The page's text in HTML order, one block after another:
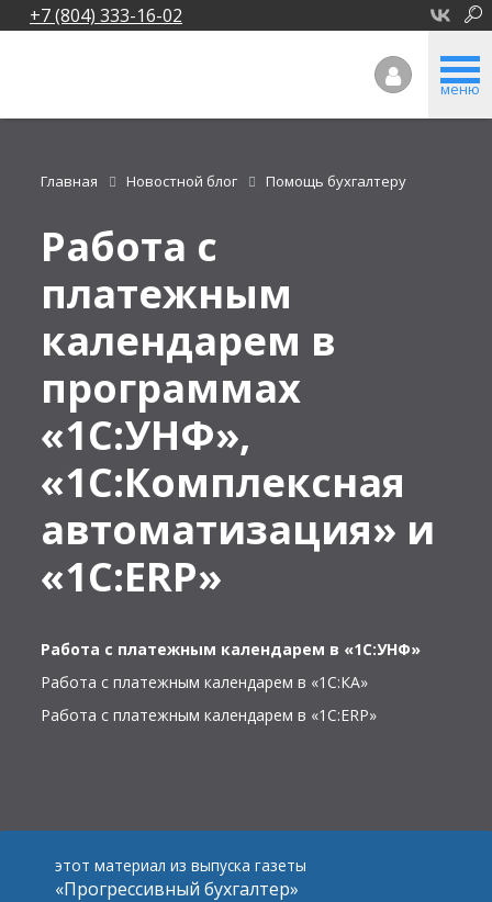
+7 (804) 333-16-02
меню
Главная Новостной блог Помощь бухгалтеру
Работа с
платежным
календарем в
программах
«1С:УНФ»,
«1С:Комплексная
автоматизация» и
«1С:ERP»
Работа с платежным календарем в «1С:УНФ»
Работа с платежным календарем в «1С:КА»
Работа с платежным календарем в «1С:ERP»
этот материал из выпуска газеты
«Прогрессивный бухгалтер»